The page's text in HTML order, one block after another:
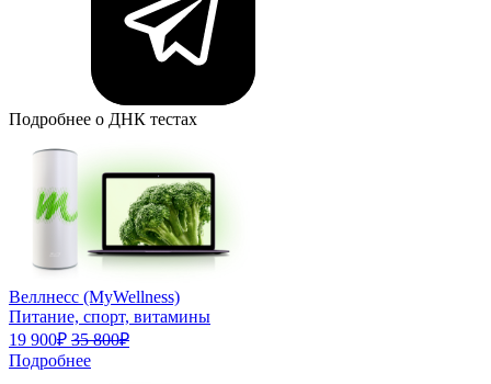
Подробнее о ДНК тестах
Веллнесс (MyWellness)
Питание, спорт, витамины
19 900₽ 35 800₽
Подробнее